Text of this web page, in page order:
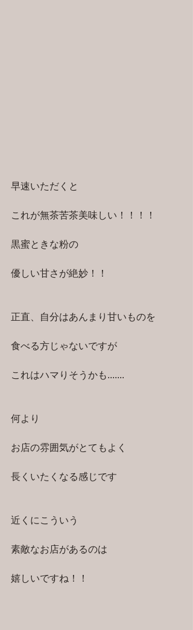
早速いただくと
これが無茶苦茶美味しい！！！！
黒蜜ときな粉の
優しい甘さが絶妙！！
正直、自分はあんまり甘いものを
食べる方じゃないですが
これはハマりそうかも.......
何より
お店の雰囲気がとてもよく
長くいたくなる感じです
近くにこういう
素敵なお店があるのは
嬉しいですね！！